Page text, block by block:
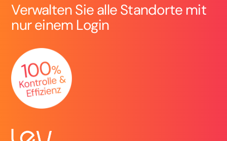
Verwalten Sie alle Standorte mit
nur einem Login